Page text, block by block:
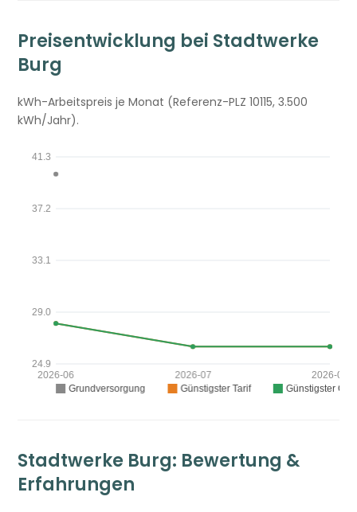
Preisentwicklung bei Stadtwerke
Burg
kWh-Arbeitspreis je Monat (Referenz-PLZ 10115, 3.500
kWh/Jahr).
Stadtwerke Burg: Bewertung &
Erfahrungen